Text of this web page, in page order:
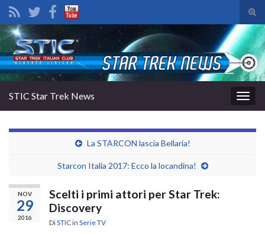
il
di
Search for:
la
STIC Star Trek News
La STARCON lascia Bellaria!
Starcon Italia 2017: Ecco la locandina!
NOV
29
2016
Scelti i primi attori per Star Trek:
Discovery
DiSTICin Serie TV